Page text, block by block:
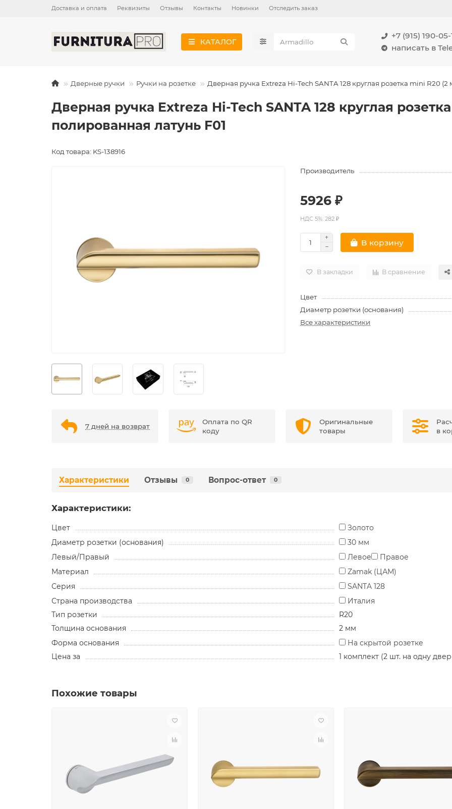
Доставка и оплата Реквизиты Отзывы Контакты Новинки Отследить заказ
КАТАЛОГ
+7 (915) 190-05-
написать в
Дверные ручки Ручки на розетке Дверная ручка Extreza Hi-Tech SANTA 128 круглая розетка mini R20
Дверная ручка Extreza Hi-Tech SANTA 128 круглая
полированная латунь F01
Код товара: KS-138916
Производитель
5926 ₽
НДС 5%: 282 ₽
В корзину
В закладки В сравнение
Цвет
Диаметр розетки (основания)
Все характеристики
7 дней на возврат
Оплата по QR
коду
Оригинальные
товары
в
Характеристики Отзывы 0 Вопрос-ответ 0
Характеристики:
Цвет
Золото
Диаметр розетки (основания)
30 мм
Левый/Правый
Левое
Правое
Материал
Zamak (ЦАМ)
Серия
SANTA 128
Страна производства
Италия
Тип розетки
R20
Толщина основания
2 мм
Форма основания
На скрытой розетке
Цена за
1 комплект (2 шт. на одну
Похожие товары